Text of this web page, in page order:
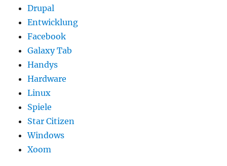
Drupal
Entwicklung
Facebook
Galaxy Tab
Handys
Hardware
Linux
Spiele
Star Citizen
Windows
Xoom